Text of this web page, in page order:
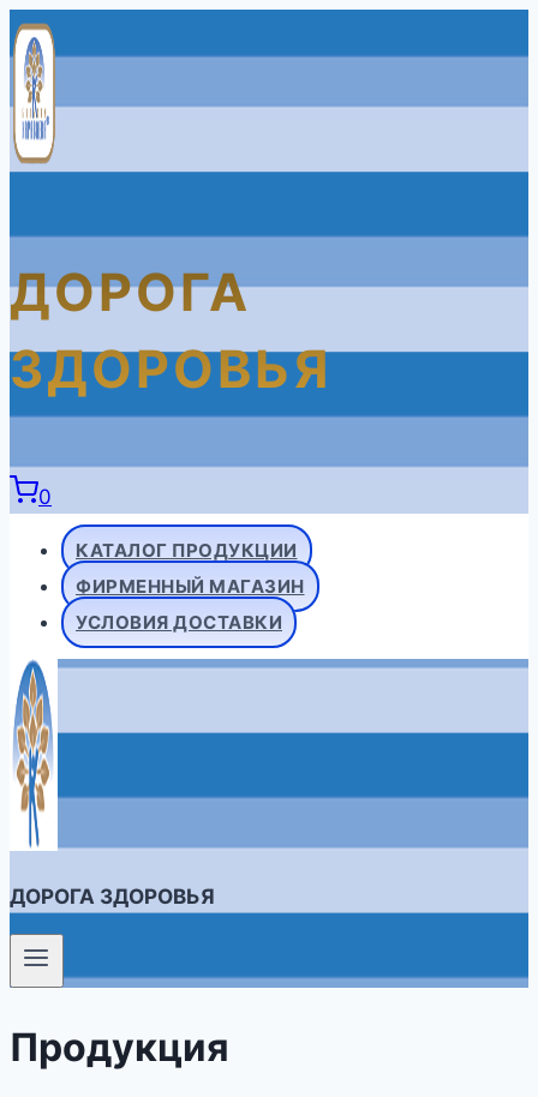
Перейти
к
содержимому
ДОРОГА
ЗДОРОВЬЯ
0
КАТАЛОГ ПРОДУКЦИИ
ФИРМЕННЫЙ МАГАЗИН
УСЛОВИЯ ДОСТАВКИ
ДОРОГА ЗДОРОВЬЯ
Продукция